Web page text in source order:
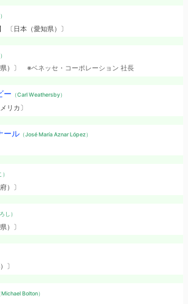
〔日本（愛知県）〕
県）〕 ※ベネッセ・コーポレーション 社長
ー （Carl Weathersby）
リカ〕
ール（José María Aznar López）
）〕
し）
）〕
〕
Michael Bolton）